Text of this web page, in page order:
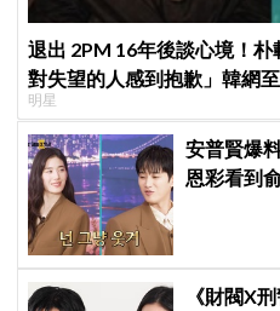
退出 2PM 16年後談心境！
對失望的人感到抱歉」韓網
明星
安普賢爆
恩彩看到
《財閥X